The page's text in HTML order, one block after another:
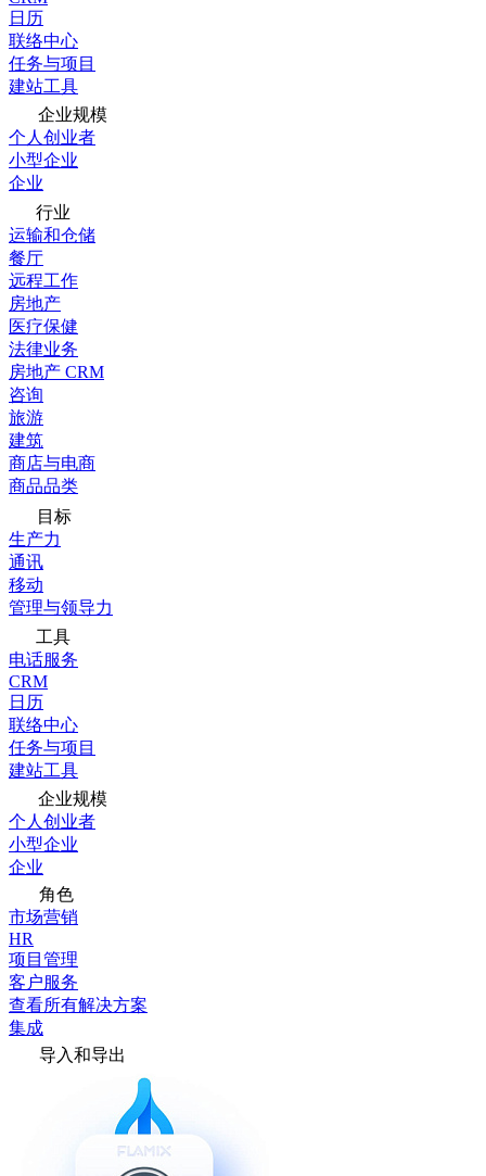
日历
联络中心
任务与项目
建站工具
企业规模
个人创业者
小型企业
企业
行业
运输和仓储
餐厅
远程工作
房地产
医疗保健
法律业务
房地产 CRM
咨询
旅游
建筑
商店与电商
商品品类
目标
生产力
通讯
移动
管理与领导力
工具
电话服务
CRM
日历
联络中心
任务与项目
建站工具
企业规模
个人创业者
小型企业
企业
角色
市场营销
HR
项目管理
客户服务
查看所有解决方案
集成
导入和导出